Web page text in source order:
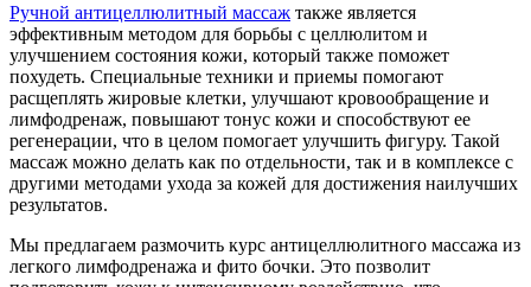
Ручной антицеллюлитный массаж также является
эффективным методом для борьбы с целлюлитом и
улучшением состояния кожи, который также поможет
похудеть. Специальные техники и приемы помогают
расщеплять жировые клетки, улучшают кровообращение и
лимфодренаж, повышают тонус кожи и способствуют ее
регенерации, что в целом помогает улучшить фигуру. Такой
массаж можно делать как по отдельности, так и в комплексе с
другими методами ухода за кожей для достижения наилучших
результатов.
Мы предлагаем размочить курс антицеллюлитного массажа из
легкого лимфодренажа и фито бочки. Это позволит